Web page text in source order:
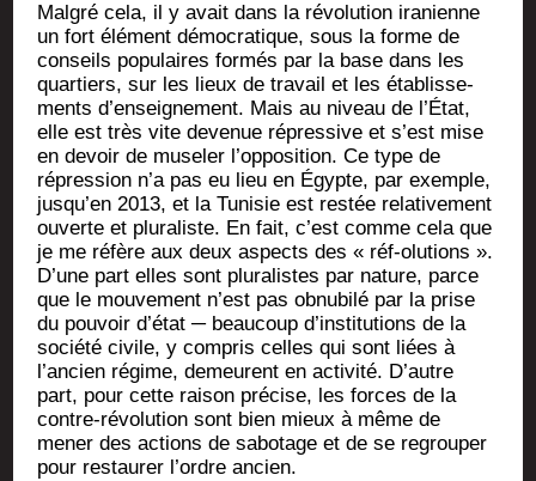
Mal­gré cela, il y avait dans la révo­lu­tion ira­nienne
un fort élé­ment démo­cra­tique, sous la forme de
conseils popu­laires for­més par la base dans les
quar­tiers, sur les lieux de tra­vail et les éta­blis­se­
ments d’enseignement. Mais au niveau de l’État,
elle est très vite deve­nue répres­sive et s’est mise
en devoir de muse­ler l’opposition. Ce type de
répres­sion n’a pas eu lieu en Égypte, par exemple,
jusqu’en 2013, et la Tuni­sie est res­tée rela­ti­ve­ment
ouverte et plu­ra­liste. En fait, c’est comme cela que
je me réfère aux deux aspects des « réf-olu­tions ».
D’une part elles sont plu­ra­listes par nature, parce
que le mou­ve­ment n’est pas obnu­bi­lé par la prise
du pou­voir d’état ─ beau­coup d’institutions de la
socié­té civile, y com­pris celles qui sont liées à
l’ancien régime, demeurent en acti­vi­té. D’autre
part, pour cette rai­son pré­cise, les forces de la
contre-révo­lu­tion sont bien mieux à même de
mener des actions de sabo­tage et de se regrou­per
pour res­tau­rer l’ordre ancien.